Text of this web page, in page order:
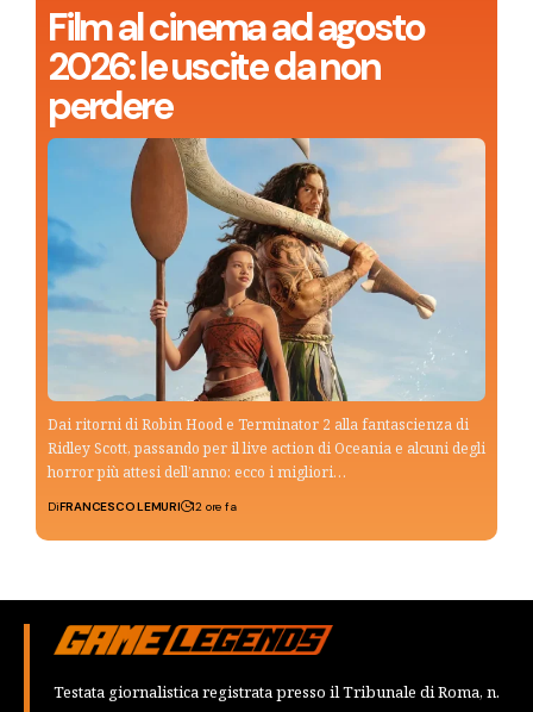
Film al cinema ad agosto
2026: le uscite da non
perdere
Dai ritorni di Robin Hood e Terminator 2 alla fantascienza di
Ridley Scott, passando per il live action di Oceania e alcuni degli
horror più attesi dell’anno: ecco i migliori…
DiFRANCESCO LEMURI 12 ore fa
Testata giornalistica registrata presso il Tribunale di Roma, n.